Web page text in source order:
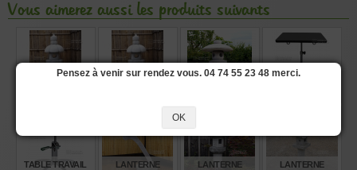
Vous aimerez aussi les produits suivants
720,00 €
"YOSHINO GATA"
880,00 €
GATA 250 CM
5.280,00€ 465,00 €
TABLE TRAVAIL
LANTERNE
LANTERNE
LANTERNE
Pensez à venir sur rendez vous. 04 74 55 23 48 merci.
OK